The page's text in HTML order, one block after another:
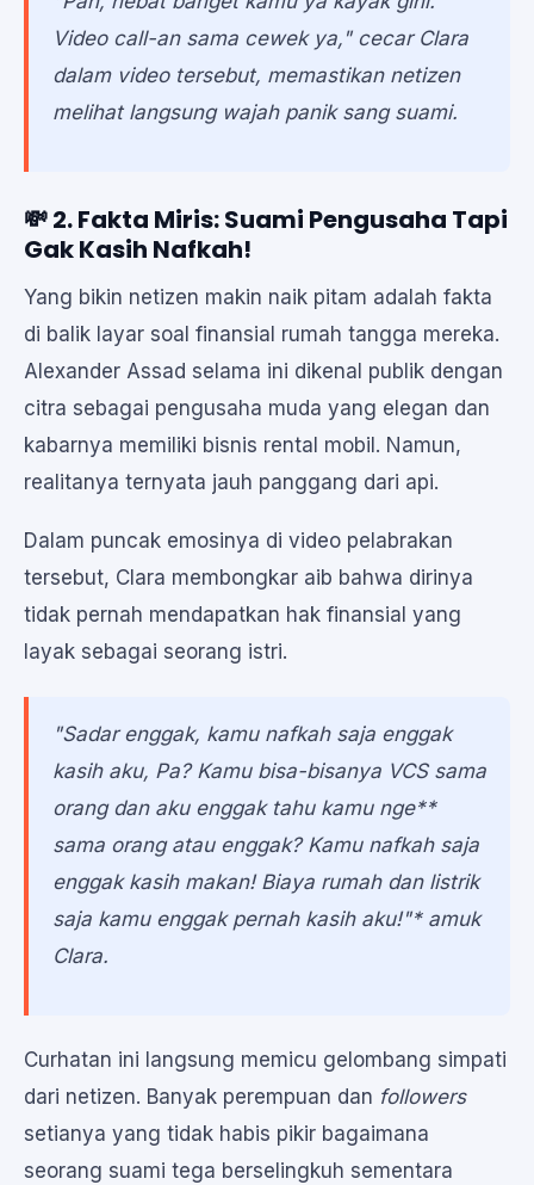
Video call-an sama cewek ya,"cecar Clara
dalam video tersebut, memastikan netizen
melihat langsung wajah panik sang suami.
💸 2. Fakta Miris: Suami Pengusaha Tapi
Gak Kasih Nafkah!
Yang bikin netizen makin naik pitam adalah fakta
di balik layar soal finansial rumah tangga mereka.
Alexander Assad selama ini dikenal publik dengan
citra sebagai pengusaha muda yang elegan dan
kabarnya memiliki bisnis rental mobil. Namun,
realitanya ternyata jauh panggang dari api.
Dalam puncak emosinya di video pelabrakan
tersebut, Clara membongkar aib bahwa dirinya
tidak pernah mendapatkan hak finansial yang
layak sebagai seorang istri.
"Sadar enggak, kamu nafkah saja enggak
kasih aku, Pa? Kamu bisa-bisanya VCS sama
orang dan aku enggak tahu kamu nge**
sama orang atau enggak? Kamu nafkah saja
enggak kasih makan! Biaya rumah dan listrik
saja kamu enggak pernah kasih aku!"* amuk
Clara.
Curhatan ini langsung memicu gelombang simpati
dari netizen. Banyak perempuan dan followers
setianya yang tidak habis pikir bagaimana
seorang suami tega berselingkuh sementara